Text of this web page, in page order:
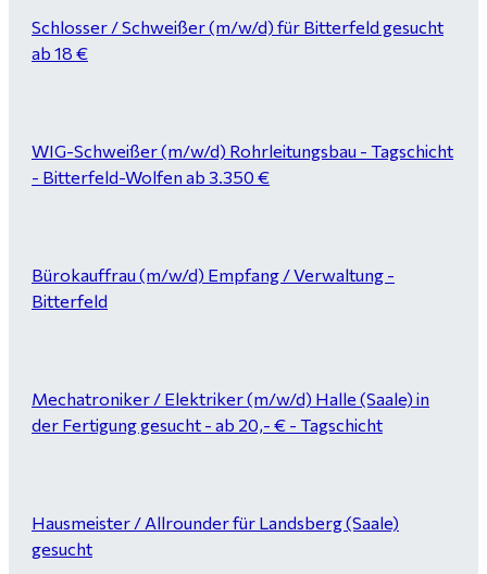
Schlosser / Schweißer (m/w/d) für Bitterfeld gesucht
ab 18 €
WIG-Schweißer (m/w/d) Rohrleitungsbau - Tagschicht
- Bitterfeld-Wolfen ab 3.350 €
Bürokauffrau (m/w/d) Empfang / Verwaltung -
Bitterfeld
Mechatroniker / Elektriker (m/w/d) Halle (Saale) in
der Fertigung gesucht - ab 20,- € - Tagschicht
Hausmeister / Allrounder für Landsberg (Saale)
gesucht